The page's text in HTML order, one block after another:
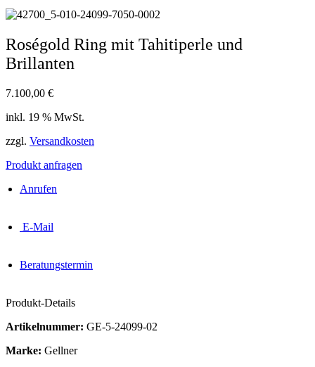
Roségold Ring mit Tahitiperle und
Brillanten
7.100,00 €
inkl. 19 % MwSt.
zzgl. Versandkosten
Produkt anfragen
Anrufen
E-Mail
Beratungstermin
Produkt-Details
Artikelnummer: GE-5-24099-02
Marke: Gellner